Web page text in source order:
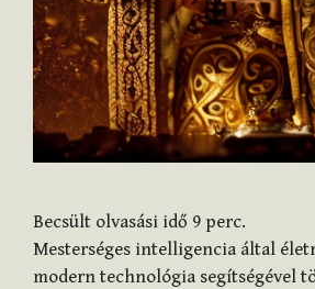
Becsült olvasási idő 9 perc.
Mesterséges intelligencia által
modern technológia segítségével